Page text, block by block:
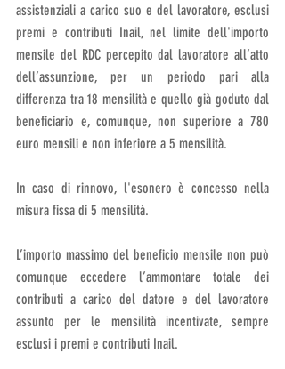
assistenziali a carico suo e del lavoratore, esclusi
premi e contributi Inail, nel limite dell'importo
mensile del RDC percepito dal lavoratore all’atto
dell’assunzione, per un periodo pari alla
differenza tra 18 mensilità e quello già goduto dal
beneficiario e, comunque, non superiore a 780
euro mensili e non inferiore a 5 mensilità.
In caso di rinnovo, l'esonero è concesso nella
misura fissa di 5 mensilità.
L’importo massimo del beneficio mensile non può
comunque eccedere l’ammontare totale dei
contributi a carico del datore e del lavoratore
assunto per le mensilità incentivate, sempre
esclusi i premi e contributi Inail.